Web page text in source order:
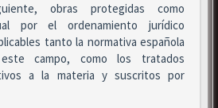
obras protegidas como
por el ordenamiento jurídico
tanto la normativa española
campo, como los tratados
a la materia y suscritos por